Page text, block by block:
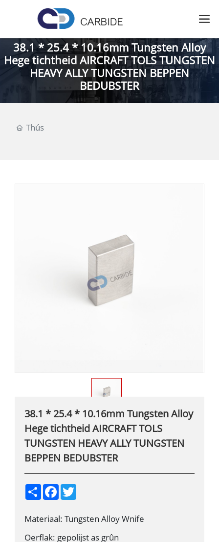
38.1 * 25.4 * 10.16mm Tungsten Alloy
Hege tichtheid AIRCRAFT TOLS TUNGSTEN
HEAVY ALLY TUNGSTEN BEPPEN
BEDUBSTER
Thús
38.1 * 25.4 * 10.16mm Tungsten Alloy
Hege tichtheid AIRCRAFT TOLS
TUNGSTEN HEAVY ALLY TUNGSTEN
BEPPEN BEDUBSTER
S
h
e
F
b
o
T
t
e
r
Materiaal: Tungsten Alloy Wnife
Oerflak: gepolijst as grûn